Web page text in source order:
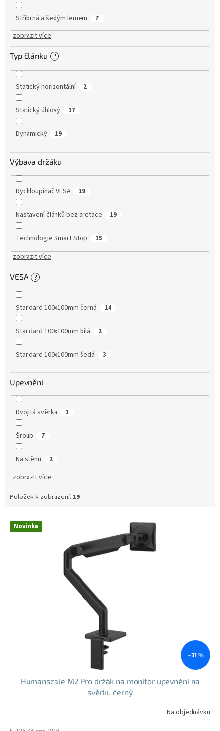
Stříbrná a šedým lemem 7
zobrazit více
Typ článku ?
Statický horizontální 2
Statický úhlový 17
Dynamický 19
Výbava držáku
Rychloupínač VESA 19
Nastavení článků bez aretace 19
Technologie Smart Stop 15
zobrazit více
VESA ?
Standard 100x100mm černá 14
Standard 100x100mm bílá 2
Standard 100x100mm šedá 3
Upevnění
Dvojitá svěrka 1
Šroub 7
Na stěnu 2
zobrazit více
Položek k zobrazení: 19
V Novinka
–31 %
Humanscale M2 Pro držák na monitor upevnění na
svěrku černý
Na objednávku